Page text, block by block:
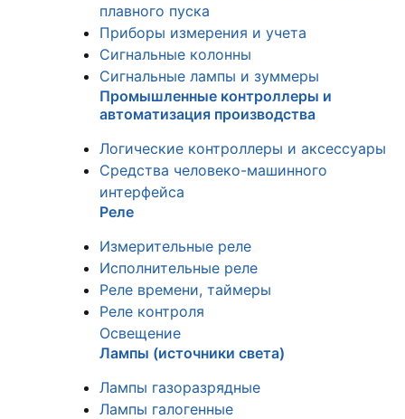
плавного пуска
Приборы измерения и учета
Сигнальные колонны
Сигнальные лампы и зуммеры
Промышленные контроллеры и
автоматизация производства
Логические контроллеры и аксессуары
Средства человеко-машинного
интерфейса
Реле
Измерительные реле
Исполнительные реле
Реле времени, таймеры
Реле контроля
Освещение
Лампы (источники света)
Лампы газоразрядные
Лампы галогенные